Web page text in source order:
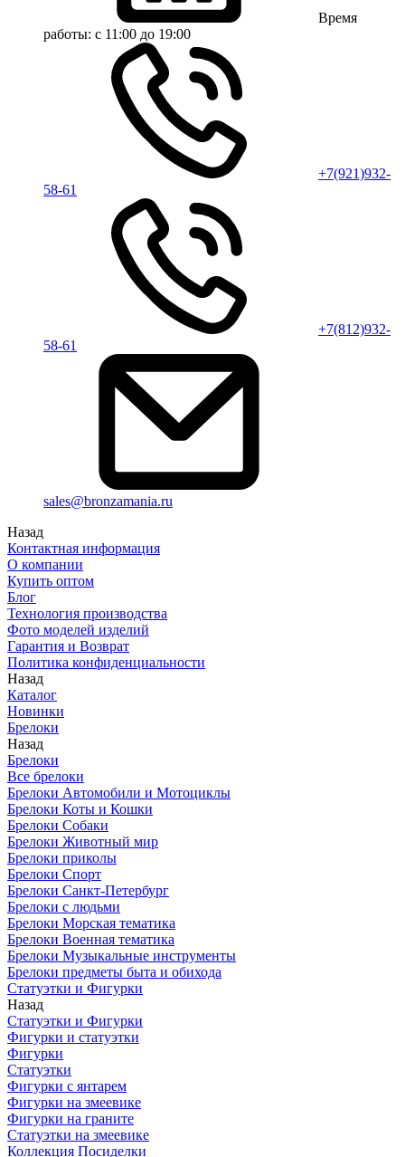
Время
работы: с 11:00 до 19:00
+7(921)932-
58-61
+7(812)932-
58-61
sales@bronzamania.ru
Назад
Контактная информация
О компании
Купить оптом
Блог
Технология производства
Фото моделей изделий
Гарантия и Возврат
Политика конфиденциальности
Назад
Каталог
Новинки
Брелоки
Назад
Брелоки
Все брелоки
Брелоки Автомобили и Мотоциклы
Брелоки Коты и Кошки
Брелоки Собаки
Брелоки Животный мир
Брелоки приколы
Брелоки Спорт
Брелоки Санкт-Петербург
Брелоки с людьми
Брелоки Морская тематика
Брелоки Военная тематика
Брелоки Музыкальные инструменты
Брелоки предметы быта и обихода
Статуэтки и Фигурки
Назад
Статуэтки и Фигурки
Фигурки и статуэтки
Фигурки
Статуэтки
Фигурки с янтарем
Фигурки на змеевике
Фигурки на граните
Статуэтки на змеевике
Коллекция Посиделки